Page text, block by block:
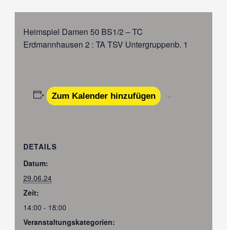
Heimspiel Damen 50 BS1/2 – TC
Erdmannhausen 2 : TA TSV Untergruppenb. 1
Zum Kalender hinzufügen
DETAILS
Datum:
29.06.24
Zeit:
14:00 - 18:00
Veranstaltungskategorien: